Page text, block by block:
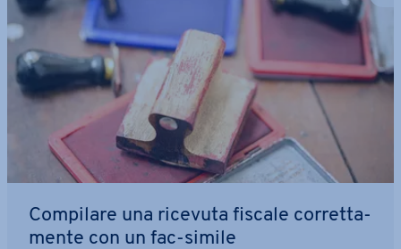
Compilare una ricevuta fiscale cor­ret­ta­
men­te con un fac-simile